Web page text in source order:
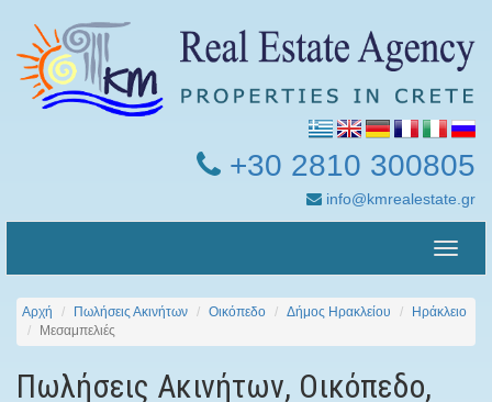
+30 2810 300805
info@kmrealestate.gr
Toggle
Αρχή Πωλήσεις Ακινήτων Οικόπεδο Δήμος Ηρακλείου
Ηράκλειο
Μεσαμπελιές
Πωλήσεις Ακινήτων, Οικόπεδο,